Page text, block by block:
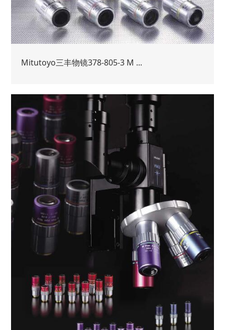
Mitutoyo三丰物镜378-805-3 M ...